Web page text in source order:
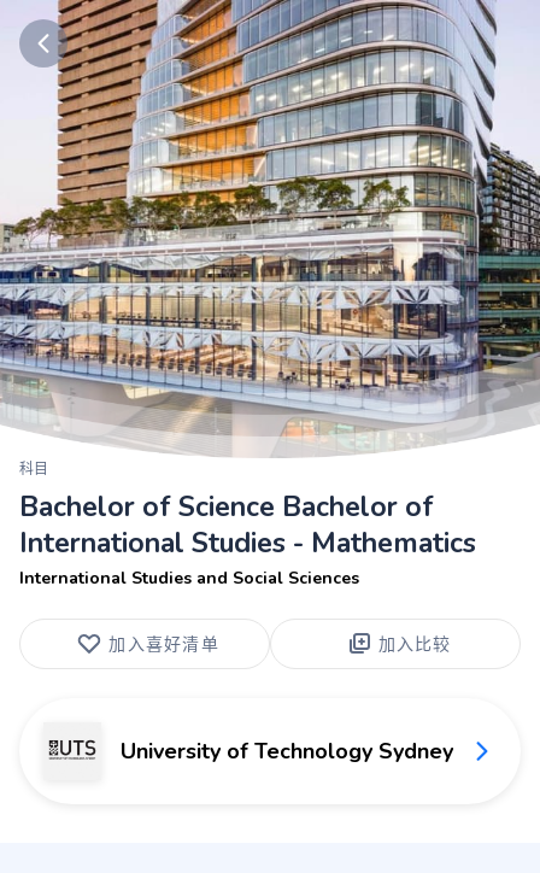
科目
Bachelor of Science Bachelor of
International Studies - Mathematics
International Studies and Social Sciences
加入喜好清单 加入比较
University of Technology Sydney